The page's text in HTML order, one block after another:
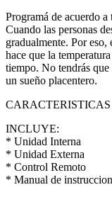
Programá de acuerdo a
Cuando las personas
gradualmente. Por
hace que la
tiempo. No tendrás
un sueño placentero.
INCLUYE:
* Unidad Interna
* Unidad Externa
* Control Remoto
* Manual de